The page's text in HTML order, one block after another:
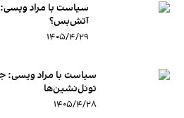
سیاست با مراد
آتش‌بس؟
۱۴۰۵/۴/۲۹
سیاست با مراد ویسی:
تونل‌نشین‌ها
۱۴۰۵/۴/۲۸